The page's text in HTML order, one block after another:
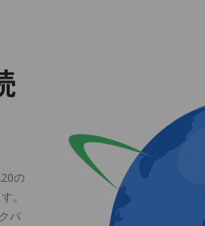
の
。
パ